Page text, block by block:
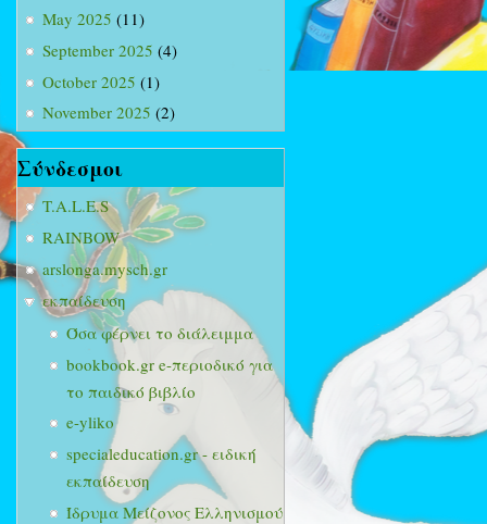
May 2025 (11)
September 2025 (4)
October 2025 (1)
November 2025 (2)
Σύνδεσμοι
T.A.L.E.S
RAINBOW
arslonga.mysch.gr
εκπαίδευση
Όσα φέρνει το διάλειμμα
bookbook.gr e-περιοδικό για
το παιδικό βιβλίο
e-yliko
specialeducation.gr - ειδική
εκπαίδευση
Ίδρυμα Μείζονος Ελληνισμού